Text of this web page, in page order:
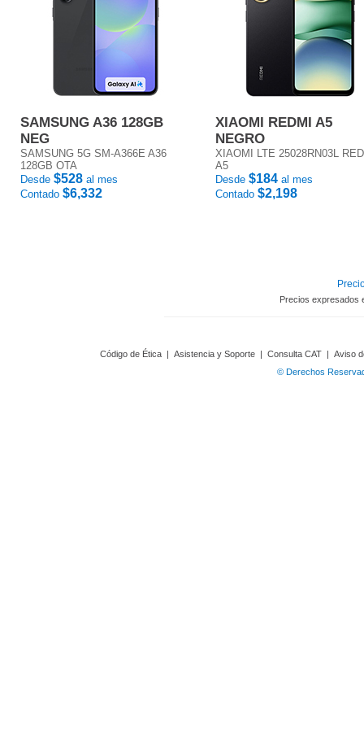
SAMSUNG A36 128GB
NEG
SAMSUNG 5G SM-A366E A36
128GB OTA
Desde $528 al mes
Contado $6,332
XIAOMI REDMI A5
NEGRO
XIAOMI LTE 25028RN03L
A5
Desde $184 al mes
Contado $2,198
Precios expresados
Código de Ética | Asistencia y Soporte | Consulta CAT | Aviso
© Derechos